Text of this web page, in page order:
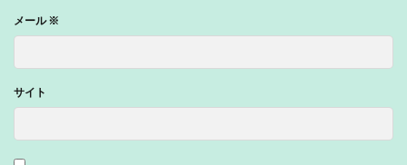
メール※
サイト